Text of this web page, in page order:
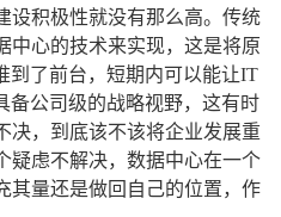
设积极性就没有那么高。传统
中心的技术来实现，这是将原
到了前台，短期内可以能让IT
备公司级的战略视野，这有时
决，到底该不该将企业发展重
疑虑不解决，数据中心在一个
其量还是做回自己的位置，作